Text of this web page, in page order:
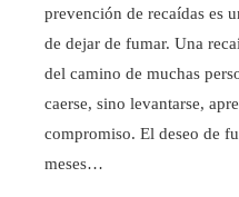
prevención de recaídas es
de dejar de fumar. Una
del camino de muchas
caerse, sino levantarse,
compromiso. El deseo de
meses…